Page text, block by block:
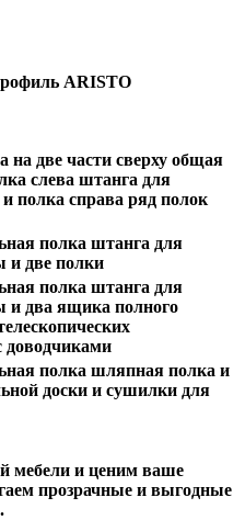
ARISTO
на две части сверху общая
слева штанга для
полка справа ряд полок
полка штанга для
и две полки
полка штанга для
и два ящика полного
полка шляпная полка и
доски и сушилки для
мебели и ценим ваше
прозрачные и выгодные